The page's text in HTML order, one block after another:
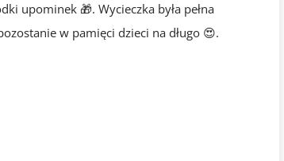
upominek 🎁. Wycieczka była pełna
w pamięci dzieci na długo 😍.